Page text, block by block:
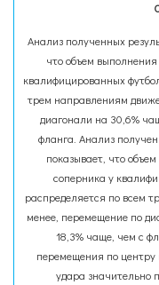
Анализ полученных
что объем
квалифицированных
трем направлениям
диагонали на 30,6%
фланга. Анализ
показывает, что
соперника у
распределяется по всем
менее, перемещение по
18,3% чаще, чем с
перемещения по
удара значительно